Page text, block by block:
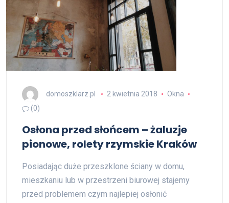
domoszklarz.pl 2 kwietnia 2018
Okna
(0)
Osłona przed słońcem – żaluzje
pionowe, rolety rzymskie Kraków
Posiadając duże przeszklone ściany w domu,
mieszkaniu lub w przestrzeni biurowej stajemy
przed problemem czym najlepiej osłonić